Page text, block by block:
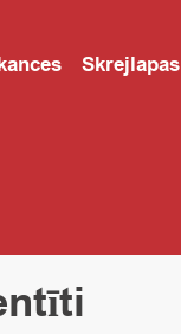
Skrejlapas